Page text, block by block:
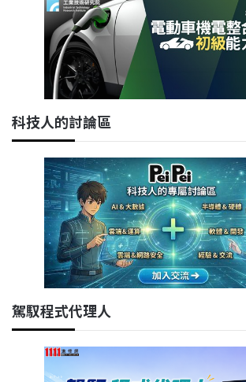
科技人的討論區
駕馭程式代理人